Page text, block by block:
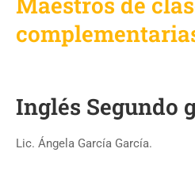
Inglés Segundo
Lic. Ángela García García.